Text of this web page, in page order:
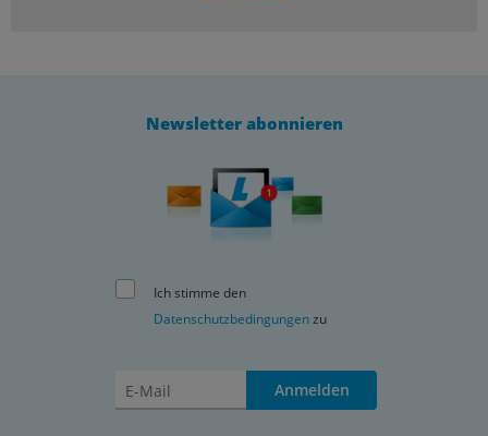
Newsletter abonnieren
Ich stimme den
Datenschutzbedingungenzu
Anmelden